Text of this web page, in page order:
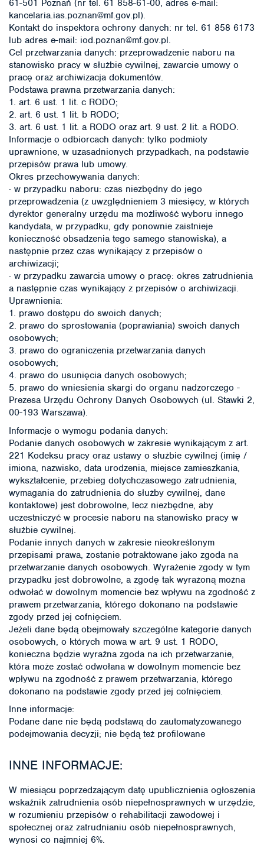
61-501 Poznań (nr tel. 61 858-61-00, adres e-mail:
kancelaria.ias.poznan@mf.gov.pl).
Kontakt do inspektora ochrony danych: nr tel. 61 858 6173
lub adres e-mail: iod.poznan@mf.gov.pl.
Cel przetwarzania danych: przeprowadzenie naboru na
stanowisko pracy w służbie cywilnej, zawarcie umowy o
pracę oraz archiwizacja dokumentów.
Podstawa prawna przetwarzania danych:
1. art. 6 ust. 1 lit. c RODO;
2. art. 6 ust. 1 lit. b RODO;
3. art. 6 ust. 1 lit. a RODO oraz art. 9 ust. 2 lit. a RODO.
Informacje o odbiorcach danych: tylko podmioty
uprawnione, w uzasadnionych przypadkach, na podstawie
przepisów prawa lub umowy.
Okres przechowywania danych:
· w przypadku naboru: czas niezbędny do jego
przeprowadzenia (z uwzględnieniem 3 miesięcy, w których
dyrektor generalny urzędu ma możliwość wyboru innego
kandydata, w przypadku, gdy ponownie zaistnieje
konieczność obsadzenia tego samego stanowiska), a
następnie przez czas wynikający z przepisów o
archiwizacji;
· w przypadku zawarcia umowy o pracę: okres zatrudnienia
a następnie czas wynikający z przepisów o archiwizacji.
Uprawnienia:
1. prawo dostępu do swoich danych;
2. prawo do sprostowania (poprawiania) swoich danych
osobowych;
3. prawo do ograniczenia przetwarzania danych
osobowych;
4. prawo do usunięcia danych osobowych;
5. prawo do wniesienia skargi do organu nadzorczego -
Prezesa Urzędu Ochrony Danych Osobowych (ul. Stawki 2,
00-193 Warszawa).
Informacje o wymogu podania danych:
Podanie danych osobowych w zakresie wynikającym z art.
221 Kodeksu pracy oraz ustawy o służbie cywilnej (imię /
imiona, nazwisko, data urodzenia, miejsce zamieszkania,
wykształcenie, przebieg dotychczasowego zatrudnienia,
wymagania do zatrudnienia do służby cywilnej, dane
kontaktowe) jest dobrowolne, lecz niezbędne, aby
uczestniczyć w procesie naboru na stanowisko pracy w
służbie cywilnej.
Podanie innych danych w zakresie nieokreślonym
przepisami prawa, zostanie potraktowane jako zgoda na
przetwarzanie danych osobowych. Wyrażenie zgody w tym
przypadku jest dobrowolne, a zgodę tak wyrażoną można
odwołać w dowolnym momencie bez wpływu na zgodność z
prawem przetwarzania, którego dokonano na podstawie
zgody przed jej cofnięciem.
Jeżeli dane będą obejmowały szczególne kategorie danych
osobowych, o których mowa w art. 9 ust. 1 RODO,
konieczna będzie wyraźna zgoda na ich przetwarzanie,
która może zostać odwołana w dowolnym momencie bez
wpływu na zgodność z prawem przetwarzania, którego
dokonano na podstawie zgody przed jej cofnięciem.
Inne informacje:
Podane dane nie będą podstawą do zautomatyzowanego
podejmowania decyzji; nie będą też profilowane
INNE INFORMACJE:
W miesiącu poprzedzającym datę upublicznienia ogłoszenia
wskaźnik zatrudnienia osób niepełnosprawnych w urzędzie,
w rozumieniu przepisów o rehabilitacji zawodowej i
społecznej oraz zatrudnianiu osób niepełnosprawnych,
wynosi co najmniej 6%.